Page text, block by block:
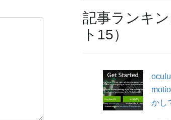
記事ランキ
ト15）
かし